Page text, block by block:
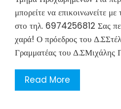
μπορείτε να επικοινωνείτε
στο τηλ. 6974256812 Σας
χαρά! Ο πρόεδρος του
Γραμματέας του Δ.ΣΜιχάλης
Read More